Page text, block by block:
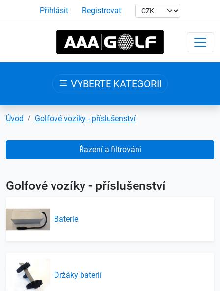
Přihlásit Registrovat
VYBERTE KATEGORII
Úvod Golfové vozíky - příslušenství
Řazení a filtrování
Golfové vozíky - příslušenství
Baterie
Držáky baterií